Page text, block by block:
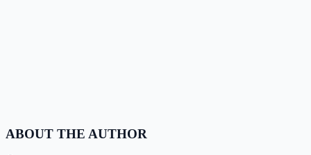
ABOUT THE AUTHOR